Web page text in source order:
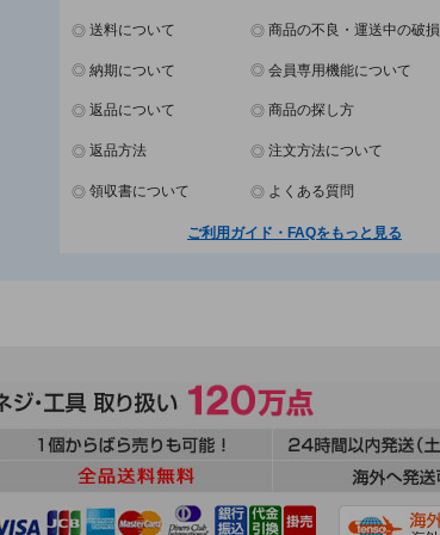
送料について 商品の不良・運送中の破
納期について 会員専用機能について
返品について 商品の探し方
返品方法 注文方法について
領収書について よくある質問
ご利用ガイド・FAQをもっと見る